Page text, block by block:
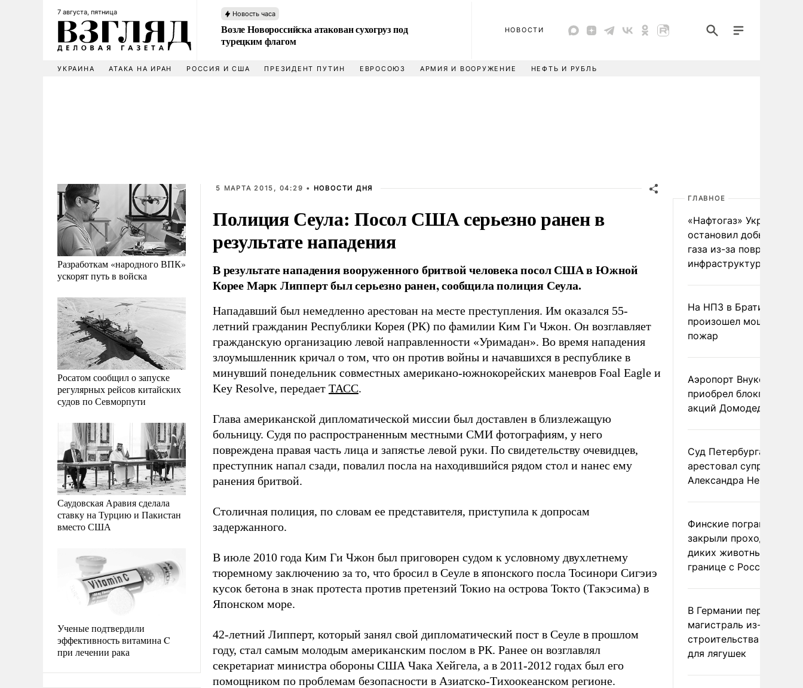
7 августа, пятница Новость часа
Возле Новороссийска атакован сухогруз под
турецким флагом
НОВОСТИ
УКРАИНА АТАКА НА ИРАН РОССИЯ И США ПРЕЗИДЕНТ ПУТИН ЕВРОСОЮЗ АРМИЯ И ВООРУЖЕНИЕ НЕФТЬ И РУБЛЬ
Разработкам «народного ВПК»
ускорят путь в войска
Росатом сообщил о запуске
регулярных рейсов китайских
судов по Севморпути
Саудовская Аравия сделала
ставку на Турцию и Пакистан
вместо США
Ученые подтвердили
эффективность витамина C
при лечении рака
5 МАРТА 2015, 04:29 • НОВОСТИ ДНЯ
Полиция Сеула: Посол США серьезно ранен в
результате нападения
В результате нападения вооруженного бритвой человека посол США в Южной
Корее Марк Липперт был серьезно ранен, сообщила полиция Сеула.
Нападавший был немедленно арестован на месте преступления. Им оказался 55-
летний гражданин Республики Корея (РК) по фамилии Ким Ги Чжон. Он возглавляет
гражданскую организацию левой направленности «Уримадан». Во время нападения
злоумышленник кричал о том, что он против войны и начавшихся в республике в
минувший понедельник совместных американо-южнокорейских маневров Foal Eagle и
Key Resolve, передает ТАСС.
Глава американской дипломатической миссии был доставлен в близлежащую
больницу. Судя по распространенным местными СМИ фотографиям, у него
повреждена правая часть лица и запястье левой руки. По свидетельству очевидцев,
преступник напал сзади, повалил посла на находившийся рядом стол и нанес ему
ранения бритвой.
Столичная полиция, по словам ее представителя, приступила к допросам
задержанного.
В июле 2010 года Ким Ги Чжон был приговорен судом к условному двухлетнему
тюремному заключению за то, что бросил в Сеуле в японского посла Тосинори Сигэиэ
кусок бетона в знак протеста против претензий Токио на острова Токто (Такэсима) в
Японском море.
42-летний Липперт, который занял свой дипломатический пост в Сеуле в прошлом
году, стал самым молодым американским послом в РК. Ранее он возглавлял
секретариат министра обороны США Чака Хейгела, а в 2011-2012 годах был его
помощником по проблемам безопасности в Азиатско-Тихоокеанском регионе.
ГЛАВНОЕ
«Нафтогаз» Украины
остановил добычу
газа из-за повреждения
инфраструктуры
На НПЗ в Братиславе
произошел мощный
пожар
Аэропорт Внуково
приобрел блокпакет
акций Домодедово
Суд Петербурга заочно
арестовал супругу
Александра Невзорова
Финские пограничники
закрыли проходы для
диких животных на
границе с Россией
В Германии перекрыли
магистраль из-за
строительства
для лягушек